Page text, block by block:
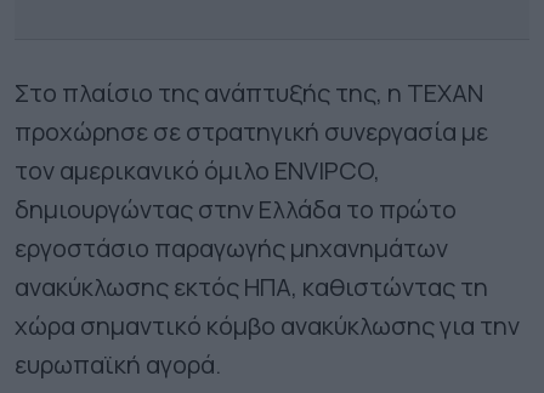
Στο πλαίσιο της ανάπτυξής της, η ΤΕΧΑΝ
προχώρησε σε στρατηγική συνεργασία με
τον αμερικανικό όμιλο ENVIPCO,
δημιουργώντας στην Ελλάδα το πρώτο
εργοστάσιο παραγωγής μηχανημάτων
ανακύκλωσης εκτός ΗΠΑ, καθιστώντας τη
χώρα σημαντικό κόμβο ανακύκλωσης για την
ευρωπαϊκή αγορά.